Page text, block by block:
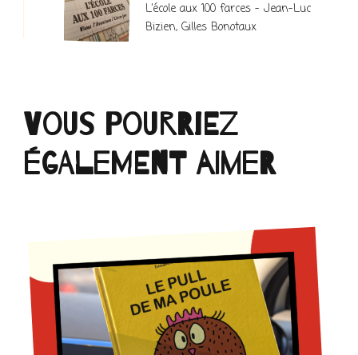
L’école aux 100 farces – Jean-Luc
Bizien, Gilles Bonotaux
Vous pourriez
également aimer